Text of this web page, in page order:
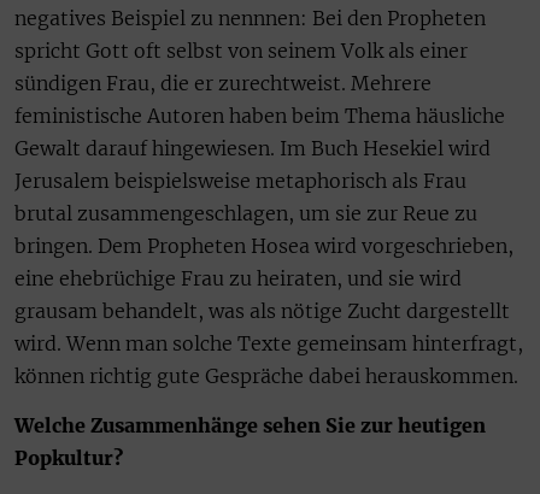
negatives Beispiel zu nennnen: Bei den Propheten
spricht Gott oft selbst von seinem Volk als einer
sündigen Frau, die er zurechtweist. Mehrere
feministische Autoren haben beim Thema häusliche
Gewalt darauf hingewiesen. Im Buch Hesekiel wird
Jerusalem beispielsweise metaphorisch als Frau
brutal zusammengeschlagen, um sie zur Reue zu
bringen. Dem Propheten Hosea wird vorgeschrieben,
eine ehebrüchige Frau zu heiraten, und sie wird
grausam behandelt, was als nötige Zucht dargestellt
wird. Wenn man solche Texte gemeinsam hinterfragt,
können richtig gute Gespräche dabei herauskommen.
Welche Zusammenhänge sehen Sie zur heutigen
Popkultur?